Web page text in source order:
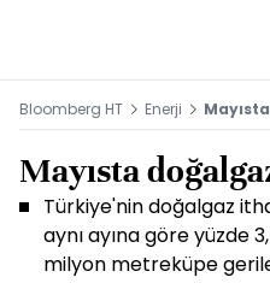
Bloomberg HT Enerji
Mayısta
Türkiye'nin doğalgaz
aynı ayına göre yüzde
milyon metreküpe